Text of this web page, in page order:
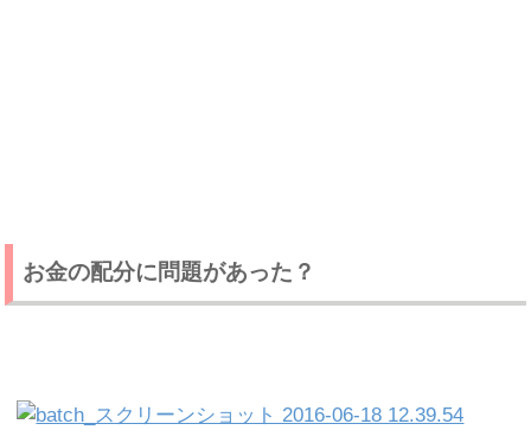
お金の配分に問題があった？